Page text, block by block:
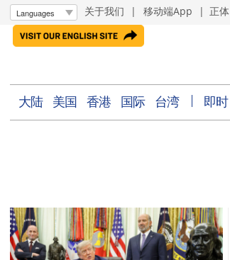
关于我们 | 移动端App | 正体
大陆 美国 香港 国际 台湾 即时